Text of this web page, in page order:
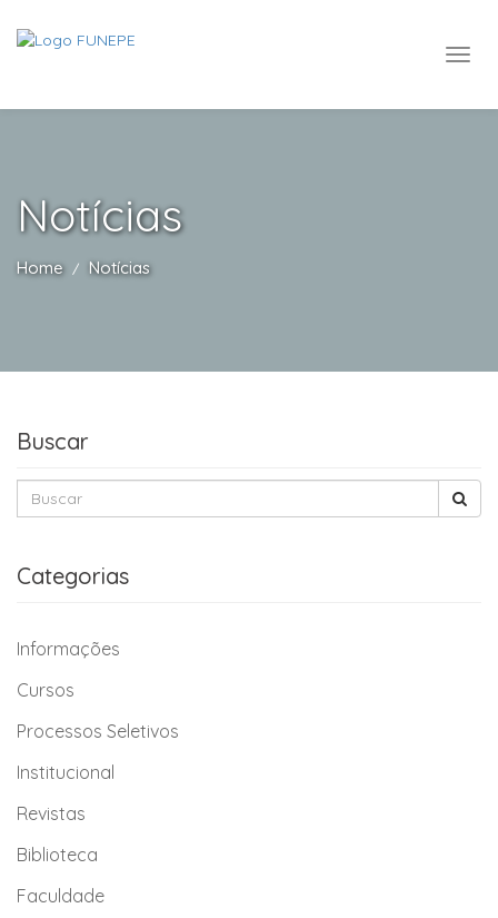
Notícias
Home Notícias
Buscar
Categorias
Informações
Cursos
Processos Seletivos
Institucional
Revistas
Biblioteca
Faculdade